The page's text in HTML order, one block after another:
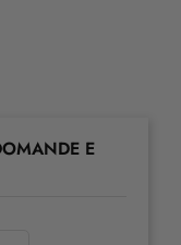
E